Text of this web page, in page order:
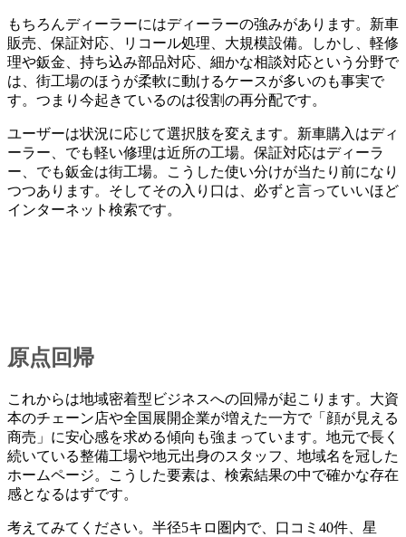
もちろんディーラーにはディーラーの強みがあります。新車
販売、保証対応、リコール処理、大規模設備。しかし、軽修
理や鈑金、持ち込み部品対応、細かな相談対応という分野で
は、街工場のほうが柔軟に動けるケースが多いのも事実で
す。つまり今起きているのは役割の再分配です。
ユーザーは状況に応じて選択肢を変えます。新車購入はディ
ーラー、でも軽い修理は近所の工場。保証対応はディーラ
ー、でも鈑金は街工場。こうした使い分けが当たり前になり
つつあります。そしてその入り口は、必ずと言っていいほど
インターネット検索です。
原点回帰
これからは地域密着型ビジネスへの回帰が起こります。大資
本のチェーン店や全国展開企業が増えた一方で「顔が見える
商売」に安心感を求める傾向も強まっています。地元で長く
続いている整備工場や地元出身のスタッフ、地域名を冠した
ホームページ。こうした要素は、検索結果の中で確かな存在
感となるはずです。
考えてみてください。半径5キロ圏内で、口コミ40件、星